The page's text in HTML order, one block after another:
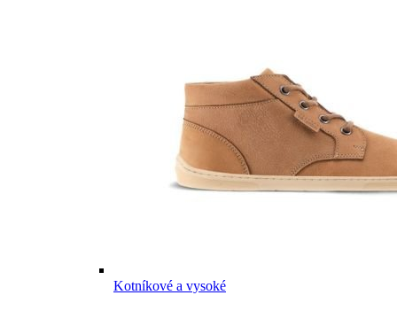
Kotníkové a vysoké